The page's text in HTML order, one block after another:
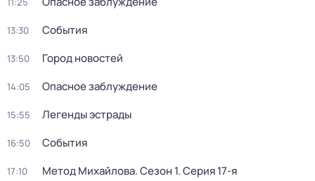
13:30 События
13:50 Город новостей
14:05 Опасное заблуждение
15:55 Легенды эстрады
16:50 События
17:10 Метод Михайлова. Сезон 1. Серия 17-я